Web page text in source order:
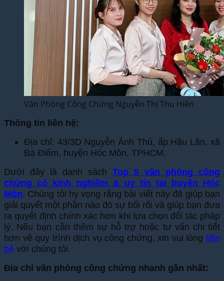
Văn Phòng Công Chứng Nguyễn Thị Thu Hiên
Thông tin liên hệ:
Địa chỉ: 43/3D Nguyễn Ảnh Thủ, ấp Hậu Lân, xã
Bà Điểm, huyện Hóc Môn, TPHCM.
Dưới đây là danh sách Top 5 văn phòng công
chứng có kinh nghiệm & uy tín tại huyện Hóc
Môn. Chúng tôi hy vọng rằng bài viết này đã giúp bạn
giải quyết một phần nào đó sự bối rối và giúp bạn đưa
ra quyết định chính xác hơn khi lựa chọn đối tác pháp
lý. Nếu bạn cần thêm sự hỗ trợ hoặc tư vấn chi tiết
hơn về quy trình dịch vụ công chứng, xin vui lòng liên
hệ với chúng tôi.
Địa chỉ văn phòng công chứng nhanh gần nhất: